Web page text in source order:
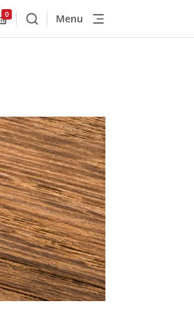
Allnex.GeneralResources.Cart
0
BuscarMenu